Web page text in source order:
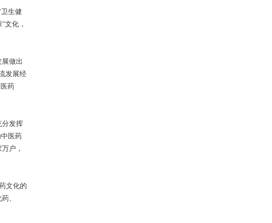
生健
文化，
做出
发展经
药
发挥
医药
户，
文化的
、